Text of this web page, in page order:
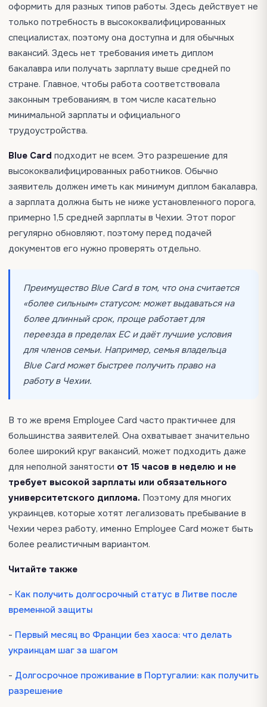
оформить для разных типов работы. Здесь действует не
только потребность в высококвалифицированных
специалистах, поэтому она доступна и для обычных
вакансий. Здесь нет требования иметь диплом
бакалавра или получать зарплату выше средней по
стране. Главное, чтобы работа соответствовала
законным требованиям, в том числе касательно
минимальной зарплаты и официального
трудоустройства.
Blue Card подходит не всем. Это разрешение для
высококвалифицированных работников. Обычно
заявитель должен иметь как минимум диплом бакалавра,
а зарплата должна быть не ниже установленного порога,
примерно 1,5 средней зарплаты в Чехии. Этот порог
регулярно обновляют, поэтому перед подачей
документов его нужно проверять отдельно.
Преимущество Blue Card в том, что она считается
«более сильным» статусом: может выдаваться на
более длинный срок, проще работает для
переезда в пределах ЕС и даёт лучшие условия
для членов семьи. Например, семья владельца
Blue Card может быстрее получить право на
работу в Чехии.
В то же время Employee Card часто практичнее для
большинства заявителей. Она охватывает значительно
более широкий круг вакансий, может подходить даже
для неполной занятости от 15 часов в неделю и не
требует высокой зарплаты или обязательного
университетского диплома. Поэтому для многих
украинцев, которые хотят легализовать пребывание в
Чехии через работу, именно Employee Card может быть
более реалистичным вариантом.
Читайте также
- Как получить долгосрочный статус в Литве после
временной защиты
- Первый месяц во Франции без хаоса: что делать
украинцам шаг за шагом
- Долгосрочное проживание в Португалии: как получить
разрешение